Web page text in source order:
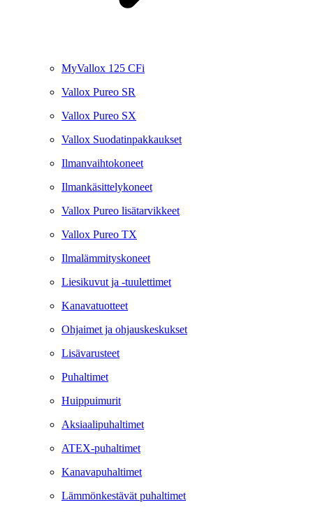
MyVallox 125 CFi
Vallox Pureo SR
Vallox Pureo SX
Vallox Suodatinpakkaukset
Ilmanvaihtokoneet
Ilmankäsittelykoneet
Vallox Pureo lisätarvikkeet
Vallox Pureo TX
Ilmalämmityskoneet
Liesikuvut ja -tuulettimet
Kanavatuotteet
Ohjaimet ja ohjauskeskukset
Lisävarusteet
Puhaltimet
Huippuimurit
Aksiaalipuhaltimet
ATEX-puhaltimet
Kanavapuhaltimet
Lämmönkestävät puhaltimet